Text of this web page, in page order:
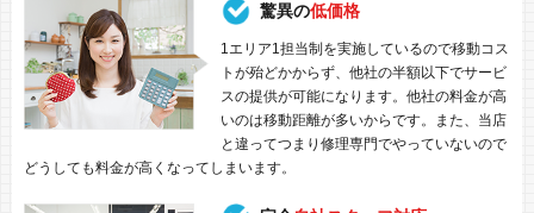
驚異の低価格
1エリア1担当制を実施しているので移動コス
トが殆どかからず、他社の半額以下でサービ
スの提供が可能になります。他社の料金が高
いのは移動距離が多いからです。また、当店
と違ってつまり修理専門でやっていないので
どうしても料金が高くなってしまいます。